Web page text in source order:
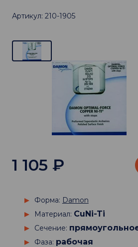
Артикул: 210-1905
Форма: Damon
Материал: CuNi-Ti
Сечение:
Фаза: рабочая
1 105 ₽